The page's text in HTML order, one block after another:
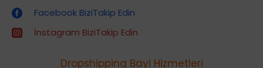
Facebook BiziTakip Edin
İnstagram BiziTakip Edin
Dropshipping Bayi Hizmetleri